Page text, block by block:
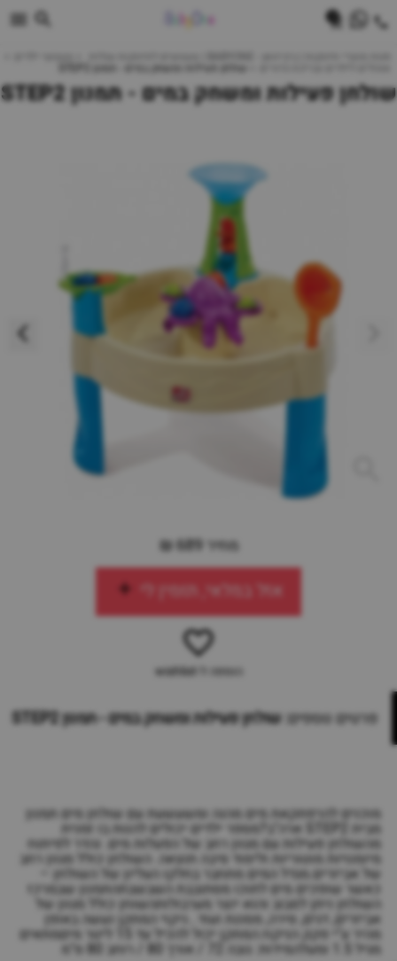
שולחן פעילות ומשחק במים - תמנון STEP2
שולחן פעילות ומשחק במים - תמנון STEP2
מחיר 689 ₪
אזל במלאי, תזמין לי
הוספה ל-wishlist
פרטים נוספים:שולחן פעילות ומשחק במים - תמנון STEP2
מוכנים להרפתקאת מים מהנה ומשעשעת עם שולחן מים תמנון
מבית STEP2 ארה"ב?מספר ילדים יכולים להנות בו זמנית
מהשולחן פעילות עם מגוון רחב של הפעלות מים. נהדר לפיתוח
מיומנויות מוטוריות ולימוד סיבה תוצאה. השולחן כולל מגוון רחב
של אביזרים.מגדל המים מתחבר בחלקו העליון של השולחן –
כאשר שופכים מים לתוכו מסתובבת השבשבתהתמנון שבמרכז
השולחן ניתן לסבוב והוא יוצר מערבולותהשוחן כולל מגוון של
אביזרים, דגים, סירה, מסננת ועוד…ניקוי המתקן נעשה באופן
מהיר ע"י פקק הניקוז.המתקן יכול להכיל עד 15 ליטר מיםמתאים
מגיל 1.5 ומעלהמידות: גובה 72 / אורך 80 / רוחב 80 ס"מ